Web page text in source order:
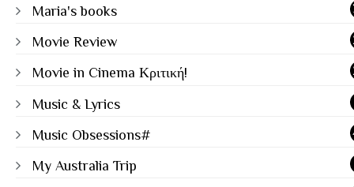
Maria's books
Movie Review
Movie in Cinema Κριτική!
Music & Lyrics
Music Obsessions#
My Australia Trip